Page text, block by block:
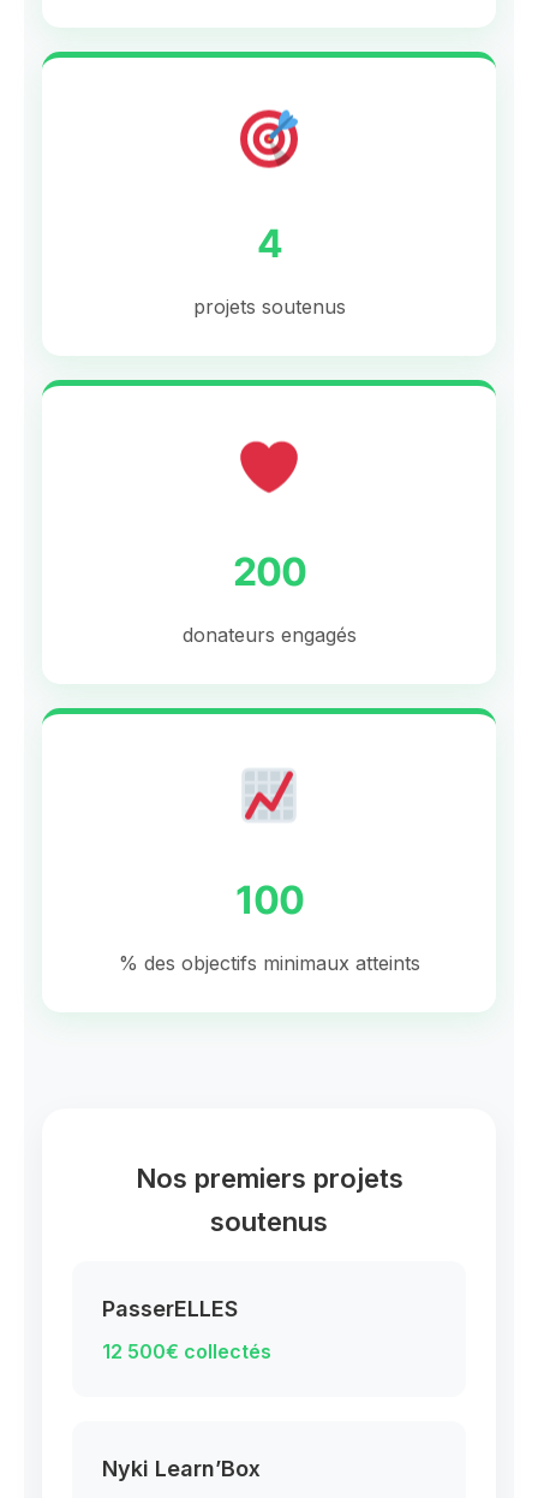
4
projets soutenus
200
donateurs engagés
100
% des objectifs minimaux atteints
Nos premiers projets
soutenus
PasserELLES
12 500€ collectés
Nyki Learn’Box